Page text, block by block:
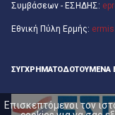
Συμβάσεων - ΕΣΗΔΗΣ:
Εθνική Πύλη Ερμής:
ΣΥΓΧΡΗΜΑΤΟΔΟΤΟΎΜΕΝΑ
Επισκεπτόμενοι τον